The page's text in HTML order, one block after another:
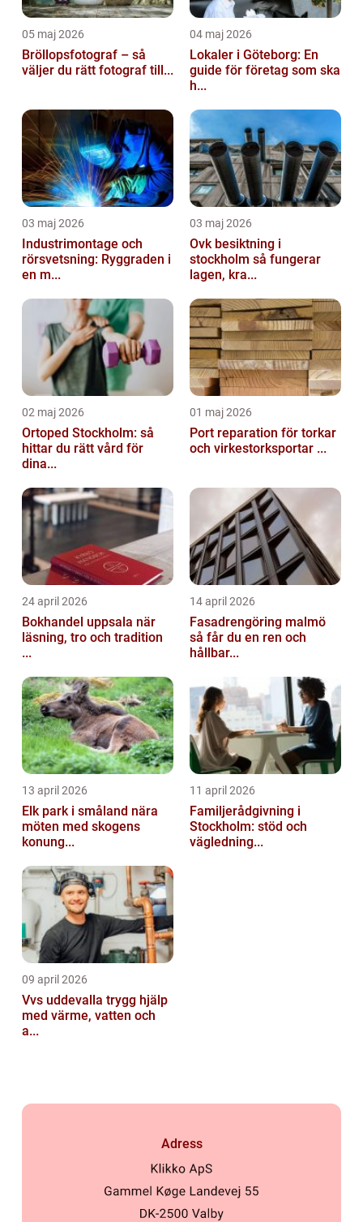
05 maj 2026
Bröllopsfotograf – så
väljer du rätt fotograf till...
04 maj 2026
Lokaler i Göteborg: En
guide för företag som ska
h...
03 maj 2026
Industrimontage och
rörsvetsning: Ryggraden i
en m...
03 maj 2026
Ovk besiktning i
stockholm så fungerar
lagen, kra...
02 maj 2026
Ortoped Stockholm: så
hittar du rätt vård för
dina...
01 maj 2026
Port reparation för torkar
och virkestorksportar ...
24 april 2026
Bokhandel uppsala när
läsning, tro och tradition
...
14 april 2026
Fasadrengöring malmö
så får du en ren och
hållbar...
13 april 2026
Elk park i småland nära
möten med skogens
konung...
11 april 2026
Familjerådgivning i
Stockholm: stöd och
vägledning...
09 april 2026
Vvs uddevalla trygg hjälp
med värme, vatten och
a...
Adress